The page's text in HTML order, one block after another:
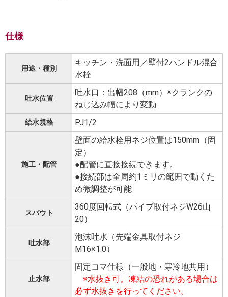
仕様
用途・種別
キッチン・洗面用／壁付2ハンドル混合
水栓
吐水位置
吐水口：出幅208（mm）※クランクの
ねじ込み幅により変動
給水規格 PJ1/2
施工・配管
壁面の給水栓用ネジ位置は150mm（固
定）
●配管に直接接続できます。
●接続部は全周約1ミリの範囲で動くた
め微調整が可能
スパウト
360度回転式（パイプ取付ネジW26山
20）
吐水部
泡沫吐水（先端金具取付ネジ
M16×1.0）
止水部
固定コマ仕様（一般地・寒冷地共用）
※水抜き可。凍結の恐れがある場合は
必ず水抜きを行ってください。